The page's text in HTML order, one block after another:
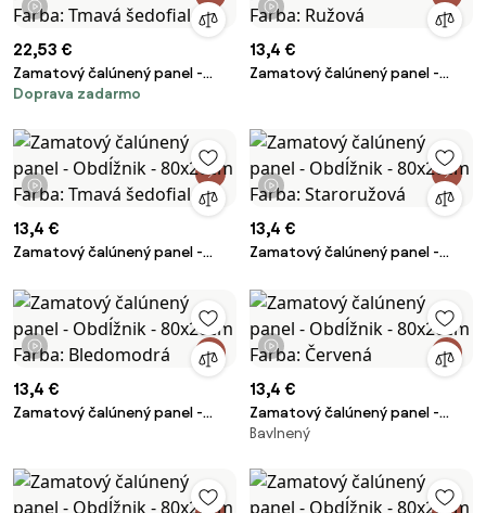
1 video
22,53 €
Zamatový čalúnený panel -
Oblúk - 30x100cm Farba: Tmavá
Doprava zadarmo
1 video
13,4 €
Zamatový čalúnený panel -
1 video
13,4 €
Zamatový čalúnený panel -
Tmavá šedofialová
1 video
13,4 €
Zamatový čalúnený panel -
Staroružová
1 video
13,4 €
Zamatový čalúnený panel -
1 video
13,4 €
Zamatový čalúnený panel -
Obdĺžnik - 80x20cm Farba:
Bavlnený